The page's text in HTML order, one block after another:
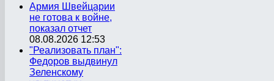
Армия Швейцарии
не готова к войне,
показал отчет
08.08.2026 12:53
"Реализовать план":
Федоров выдвинул
Зеленскому